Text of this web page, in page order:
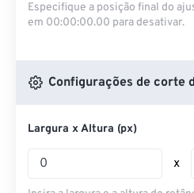
Especifique a posição final do
em 00:00:00.00 para desativar.
Configurações de corte
Largura x Altura (px)
x